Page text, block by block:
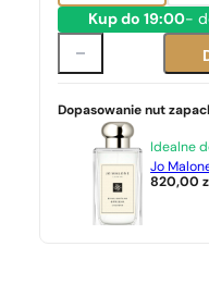
Kup do 19:00-
Dopasowanie nut
Idealne
Jo
820,00